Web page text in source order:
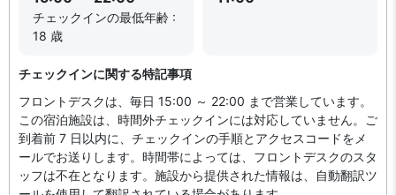
チェックインの最低年齢 :
18 歳
チェックインに関する特記事項
フロントデスクは、毎日 15:00 ～ 22:00 まで営業しています。
この宿泊施設は、時間外チェックインには対応していません。ご
到着前 7 日以内に、チェックインの手順とアクセスコードをメ
ールでお送りします。時間帯によっては、フロントデスクのスタ
ッフは不在となります。施設から提供された情報は、自動翻訳ツ